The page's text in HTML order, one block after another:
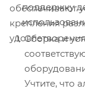
поддержку
обеспечивают
крепления
Сборка и
Учтите, что